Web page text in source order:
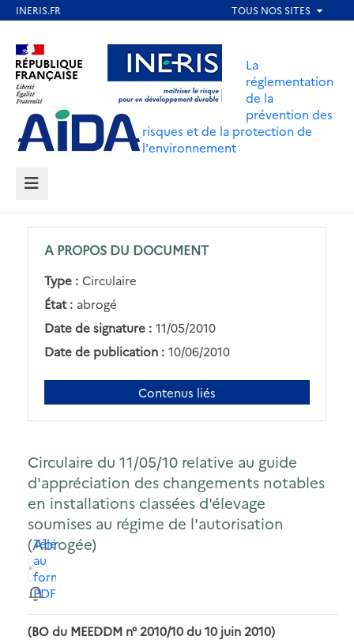
contenu
principal
Aller au contenu Aller au menu
Aller au pied de page
La
réglementation
de la
prévention des
risques et de la protection de
l'environnement
MENU
A PROPOS DU DOCUMENT
Type : Circulaire
État : abrogé
Date de signature : 11/05/2010
Date de publication : 10/06/2010
Contenus liés
Circulaire du 11/05/10 relative au guide
d'appréciation des changements notables
en installations classées d'élevage
soumises au régime de l'autorisation
(Abrogée)
Télécharger
au
format
PDF
(BO du MEEDDM n° 2010/10 du 10 juin 2010)